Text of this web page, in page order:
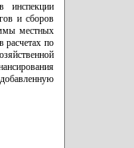
инспекции
и сборов
местных
расчетах по